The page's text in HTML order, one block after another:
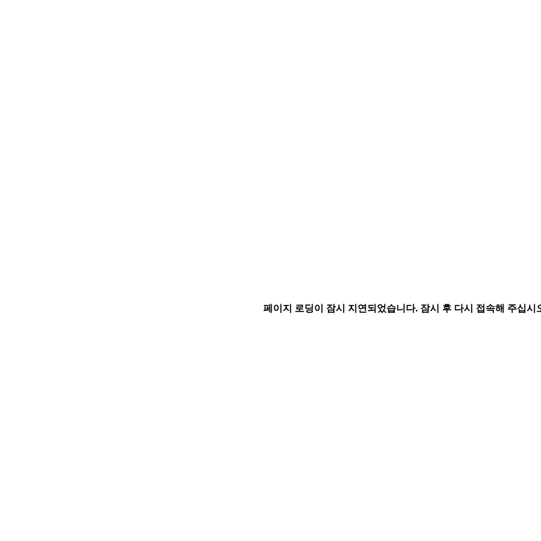
페이지 로딩이 잠시 지연되었습니다. 잠시 후 다시 접속해 주십시